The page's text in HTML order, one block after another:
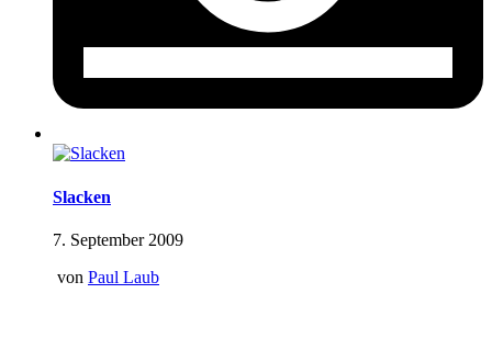
Slacken
7. September 2009
von Paul Laub